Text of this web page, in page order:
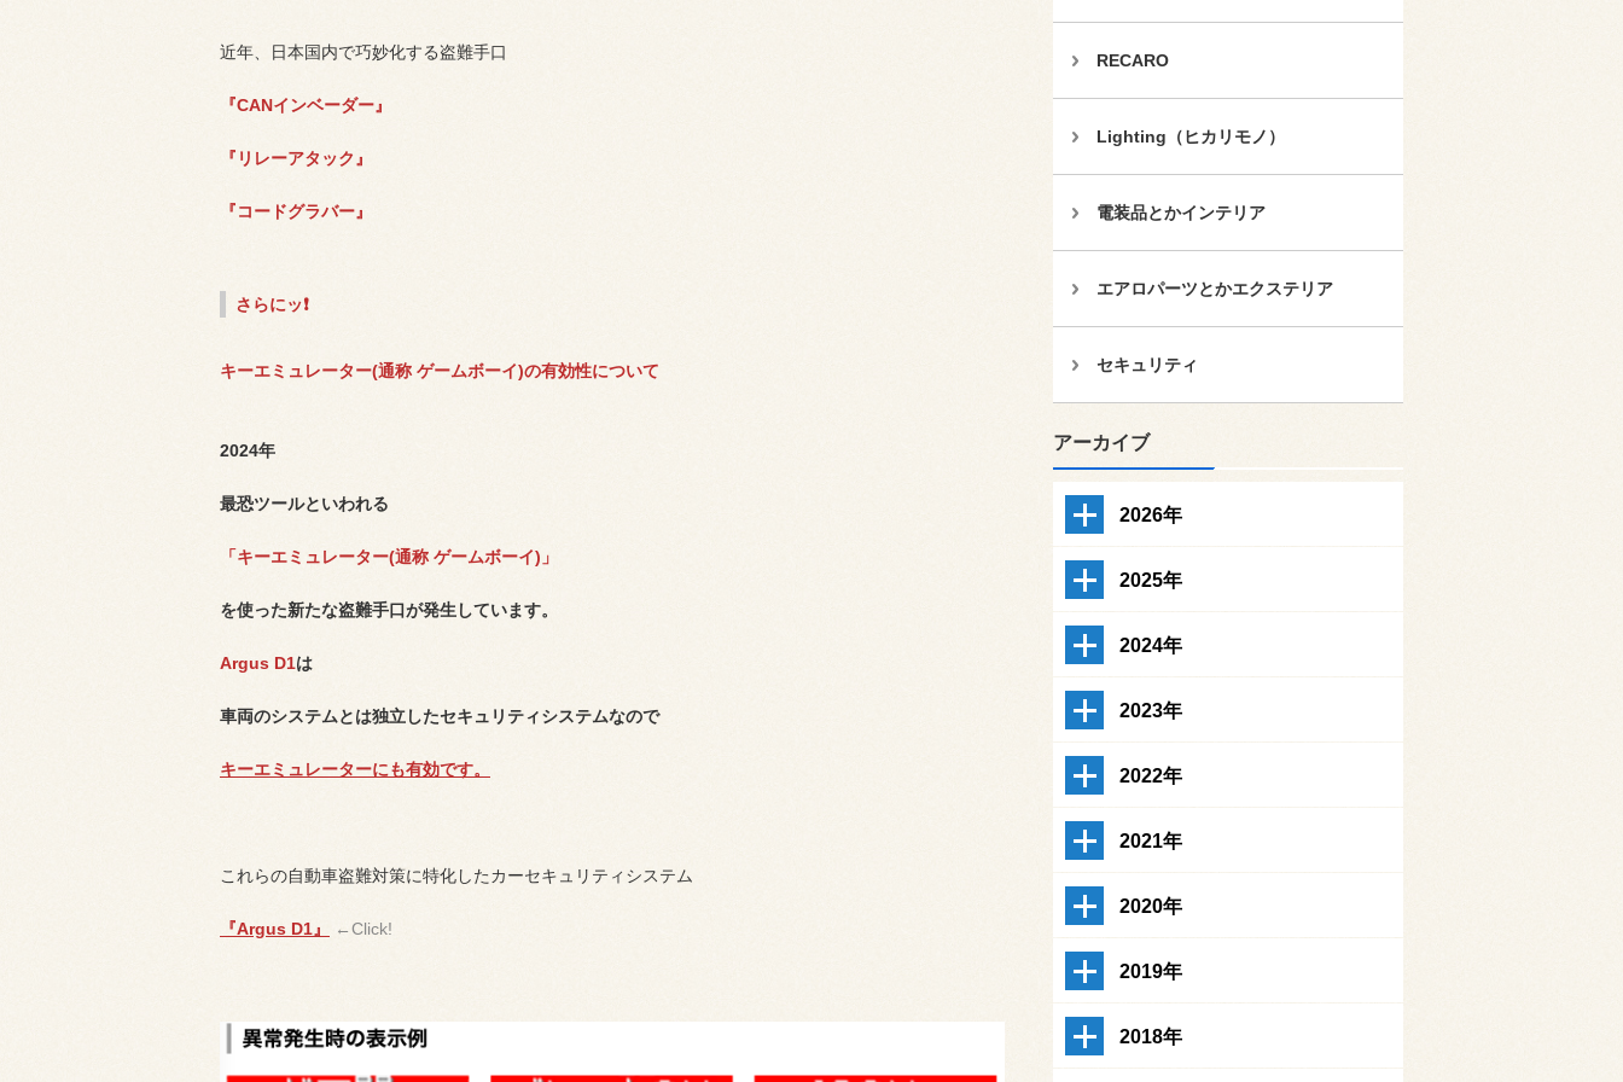
近年、日本国内で巧妙化する盗難手口
『CANインベーダー』
『リレーアタック』
『コードグラバー』
さらにッ❗
キーエミュレーター(通称 ゲームボーイ)の有効性について
2024年
最恐ツールといわれる
「キーエミュレーター(通称 ゲームボーイ)」
を使った新たな盗難手口が発生しています。
Argus D1は
車両のシステムとは独立したセキュリティシステムなので
キーエミュレーターにも有効です。
これらの自動車盗難対策に特化したカーセキュリティシステム
『Argus D1』 ←Click!
RECARO
Lighting（ヒカリモノ）
電装品とかインテリア
エアロパーツとかエクステリア
セキュリティ
アーカイブ
2026年
2025年
2024年
2023年
2022年
2021年
2020年
2019年
2018年